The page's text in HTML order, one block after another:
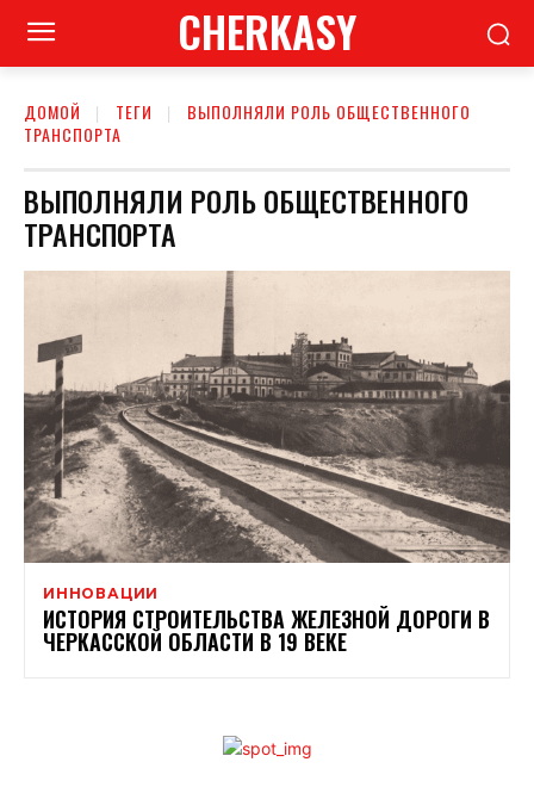
CHERKASY
ДОМОЙ ТЕГИ
ВЫПОЛНЯЛИ РОЛЬ ОБЩЕСТВЕННОГО
ТРАНСПОРТА
ВЫПОЛНЯЛИ РОЛЬ ОБЩЕСТВЕННОГО
ТРАНСПОРТА
ИННОВАЦИИ
ИСТОРИЯ СТРОИТЕЛЬСТВА ЖЕЛЕЗНОЙ ДОРОГИ В
ЧЕРКАССКОЙ ОБЛАСТИ В 19 ВЕКЕ